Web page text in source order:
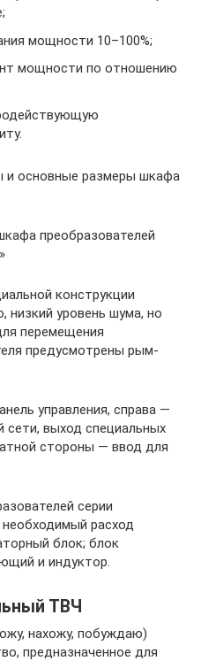
мощности 10–100%;
мощности по отношению
и основные размеры шкафа
преобразователей
конструкции
низкий уровень шума, но
перемещения
предусмотрены рым-
управления, справа —
сети, выход специальных
стороны — ввод для
серии
расход
блок; блок
и индуктор.
ТВЧ
нахожу, побуждаю)
предназначенное для